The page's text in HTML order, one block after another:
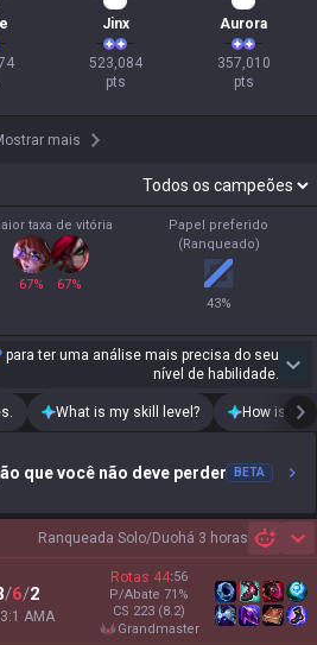
Jinx
523,084
pts
Aurora
357,010
pts
mais
taxa de vitória
67% 67%
Papel preferido
(Ranqueado)
43%
para ter uma análise mais precisa do seu
nível de habilidade.
What is my skill level? How is my
que você não deve perder BETA
Ranqueada Solo/Duohá 3 horas
/6/2
AMA
Rotas 44:56
P/Abate 71 %
CS 223 (8.2)
grandmaster